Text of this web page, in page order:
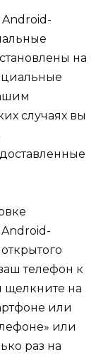
на
случаях вы
телефон к
щелкните на
или
или
раз на